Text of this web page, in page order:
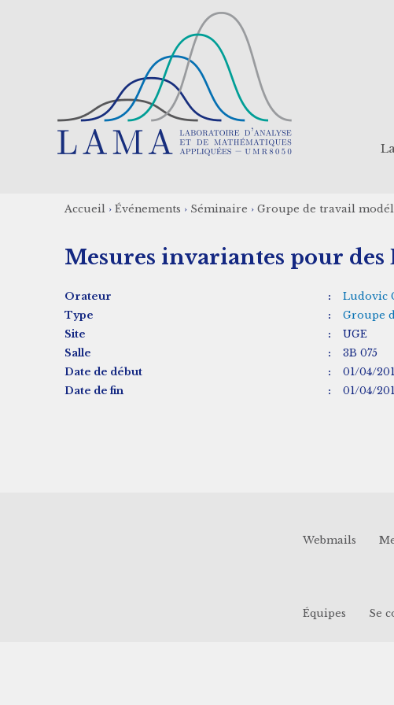
d'Ariane
Accueil › Événements › Séminaire › Groupe de travail
Mesures invariantes pour des
Orateur :
Ludovic
Type
:
Groupe
Site
:
UGE
Salle
:
3B 075
Date de début
:
01/04/
Date de fin
: 01/04/
Webmails
Équipes Se